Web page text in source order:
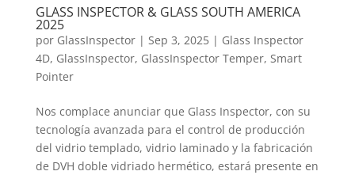
GLASS INSPECTOR & GLASS SOUTH AMERICA
2025
por GlassInspector| Sep 3, 2025| Glass Inspector
4D, GlassInspector, GlassInspector Temper, Smart
Pointer
Nos complace anunciar que Glass Inspector, con su
tecnología avanzada para el control de producción
del vidrio templado, vidrio laminado y la fabricación
de DVH doble vidriado hermético, estará presente en